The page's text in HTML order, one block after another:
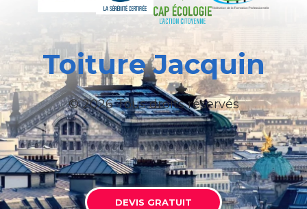
Toiture Jacquin
© 2026 Tous droits réservés
DEVIS GRATUIT